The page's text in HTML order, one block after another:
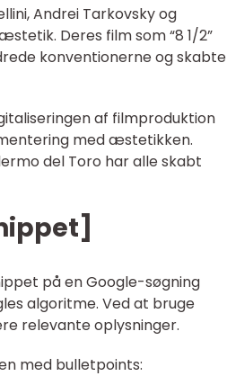
Andrei Tarkovsky og
Deres film som “8 1/2”
konventionerne og skabte
af filmproduktion
med æstetikken.
del Toro har alle skabt
på en Google-søgning
algoritme. Ved at bruge
relevante oplysninger.
med bulletpoints: